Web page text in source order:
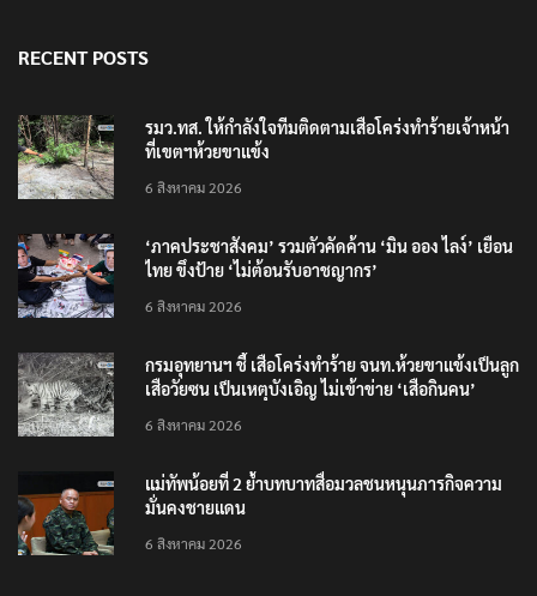
RECENT POSTS
รมว.ทส. ให้กำลังใจทีมติดตามเสือโคร่งทำร้ายเจ้าหน้า
ที่เขตฯห้วยขาแข้ง
6 สิงหาคม 2026
‘ภาคประชาสังคม’ รวมตัวคัดค้าน ‘มิน ออง ไลง์’ เยือน
ไทย ขึงป้าย ‘ไม่ต้อนรับอาชญากร’
6 สิงหาคม 2026
กรมอุทยานฯ ชี้ เสือโคร่งทำร้าย จนท.ห้วยขาแข้งเป็นลูก
เสือวัยซน เป็นเหตุบังเอิญ ไม่เข้าข่าย ‘เสือกินคน’
6 สิงหาคม 2026
แม่ทัพน้อยที่ 2 ย้ำบทบาทสื่อมวลชนหนุนภารกิจความ
มั่นคงชายแดน
6 สิงหาคม 2026